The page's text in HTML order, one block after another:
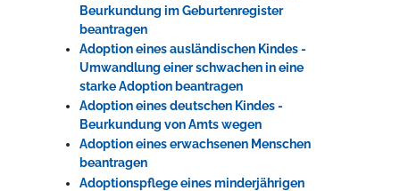
Beurkundung im Geburtenregister
beantragen
Adoption eines ausländischen Kindes -
Umwandlung einer schwachen in eine
starke Adoption beantragen
Adoption eines deutschen Kindes -
Beurkundung von Amts wegen
Adoption eines erwachsenen Menschen
beantragen
Adoptionspflege eines minderjährigen